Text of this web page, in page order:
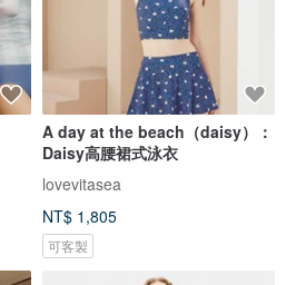
A day at the beach（daisy）：
Daisy高腰裙式泳衣
lovevitasea
NT$ 1,805
可客製